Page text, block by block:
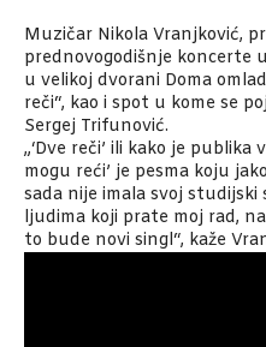
Muzičar Nikola Vranjković,
prednovogodišnje koncerte
u velikoj dvorani Doma
reči“, kao i spot u kome se
Sergej Trifunović.
„‘Dve reči’ ili kako je publika
mogu reći’ je pesma koju
sada nije imala svoj studijski
ljudima koji prate moj rad,
to bude novi singl“, kaže